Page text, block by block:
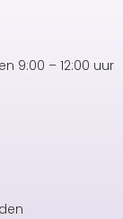
9:00 – 12:00 uur